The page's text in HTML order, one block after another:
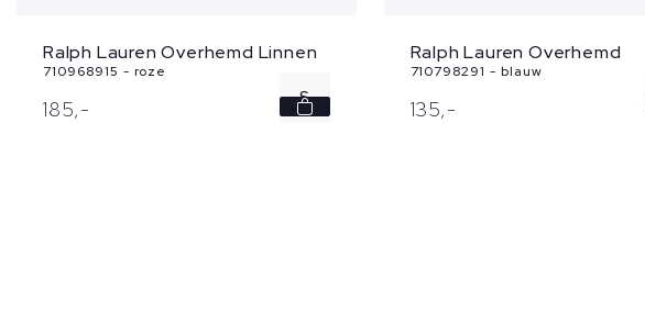
Ralph Lauren Overhemd Linnen
710968915 - roze
185,- S
Ralph Lauren Overhemd
710798291 - blauw
135,-